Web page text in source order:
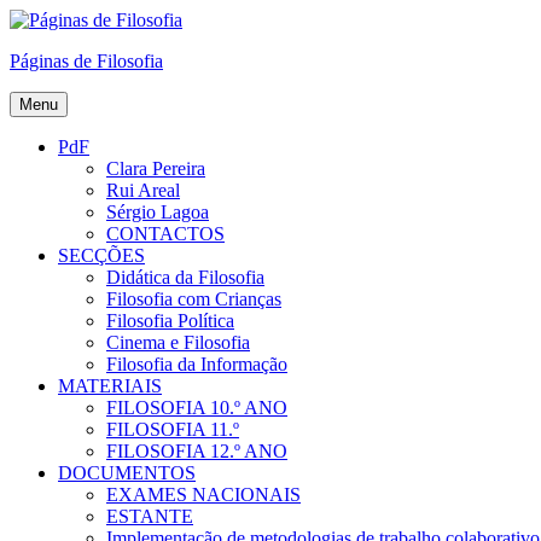
Skip
content
Páginas de Filosofia
Menu
PdF
Clara Pereira
Rui Areal
Sérgio Lagoa
CONTACTOS
SECÇÕES
Didática da Filosofia
Filosofia com Crianças
Filosofia Política
Cinema e Filosofia
Filosofia da Informação
MATERIAIS
FILOSOFIA 10.º ANO
FILOSOFIA 11.º
FILOSOFIA 12.º ANO
DOCUMENTOS
EXAMES NACIONAIS
ESTANTE